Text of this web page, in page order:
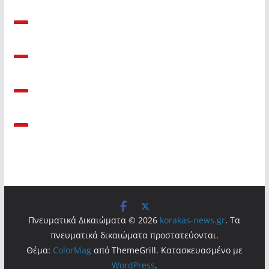
Πνευματικά Δικαιώματα © 2026 korakas-news.gr. Τα
πνευματικά δικαιώματα προστατεύονται.
Θέμα: ColorMagαπό ThemeGrill. Κατασκευασμένο με
WordPress.